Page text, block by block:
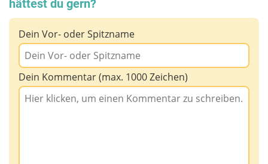
hättest du gern?
Dein Vor- oder Spitzname
Dein Kommentar (max. 1000 Zeichen)